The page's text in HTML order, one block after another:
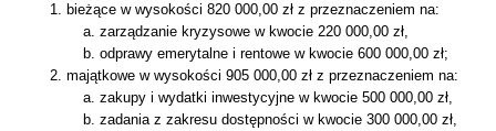
bieżące w wysokości 820 000,00 zł z przeznaczeniem na:
zarządzanie kryzysowe w kwocie 220 000,00 zł,
odprawy emerytalne i rentowe w kwocie 600 000,00 zł;
majątkowe w wysokości 905 000,00 zł z przeznaczeniem na:
zakupy i wydatki inwestycyjne w kwocie 500 000,00 zł,
zadania z zakresu dostępności w kwocie 300 000,00 zł,